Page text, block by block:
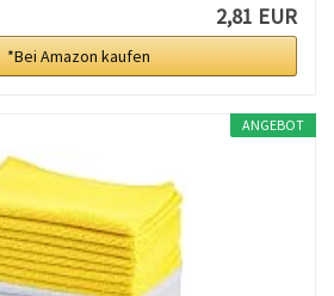
2,81 EUR
*Bei Amazon kaufen
ANGEBOT